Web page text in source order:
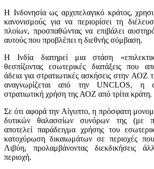
Η Ινδονησία ως αρχιπελαγικό κράτος,
κανονισμούς για να περιορίσει τη
πλοίων, προσπαθώντας να επιβάλει
αυτούς που προβλέπει η διεθνής σύμβαση.
Η Ινδία διατηρεί μια στάση
θεσπίζοντας εσωτερικές διατάξεις που
άδεια για στρατιωτικές ασκήσεις στην ΑΟΖ
αναγνωρίζεται από την UNCLOS, η
στρατιωτική χρήση της ΑΟΖ από τρίτα κράτη.
Σε ότι αφορά την Αίγυπτο, η πρόσφατη
δυτικών θαλασσίων συνόρων της (με
αποτελεί παράδειγμα χρήσης του
κατοχύρωση δικαιωμάτων σε περιοχές
Λιβύη, προλαμβάνοντας διεκδικήσεις
περιοχή.